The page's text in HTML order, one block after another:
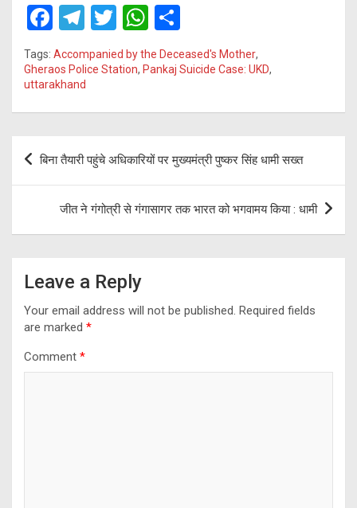
F
a
ce
b
o
o
k
T
e
gr
a
m
T
wi
tt
W
h
at
A
p
p
ar
Tags: Accompanied by the Deceased's Mother,
Gheraos Police Station, Pankaj Suicide Case: UKD,
uttarakhand
Post
navigation
बिना तैयारी पहुंचे अधिकारियों पर मुख्यमंत्री पुष्कर सिंह धामी सख्त
जीत ने गंगोत्री से गंगासागर तक भारत को भगवामय किया : धामी
Leave a Reply
Your email address will not be published. Required fields
are marked *
Comment *